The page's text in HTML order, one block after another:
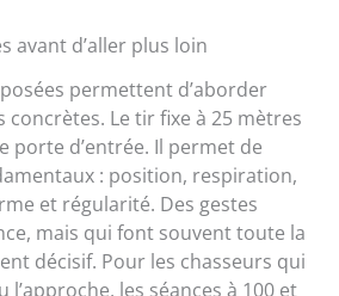
avant d’aller plus loin
permettent d’aborder
Le tir fixe à 25 mètres
porte d’entrée. Il permet de
: position, respiration,
et régularité. Des gestes
mais qui font souvent toute la
décisif. Pour les chasseurs qui
l’approche, les séances à 100 et